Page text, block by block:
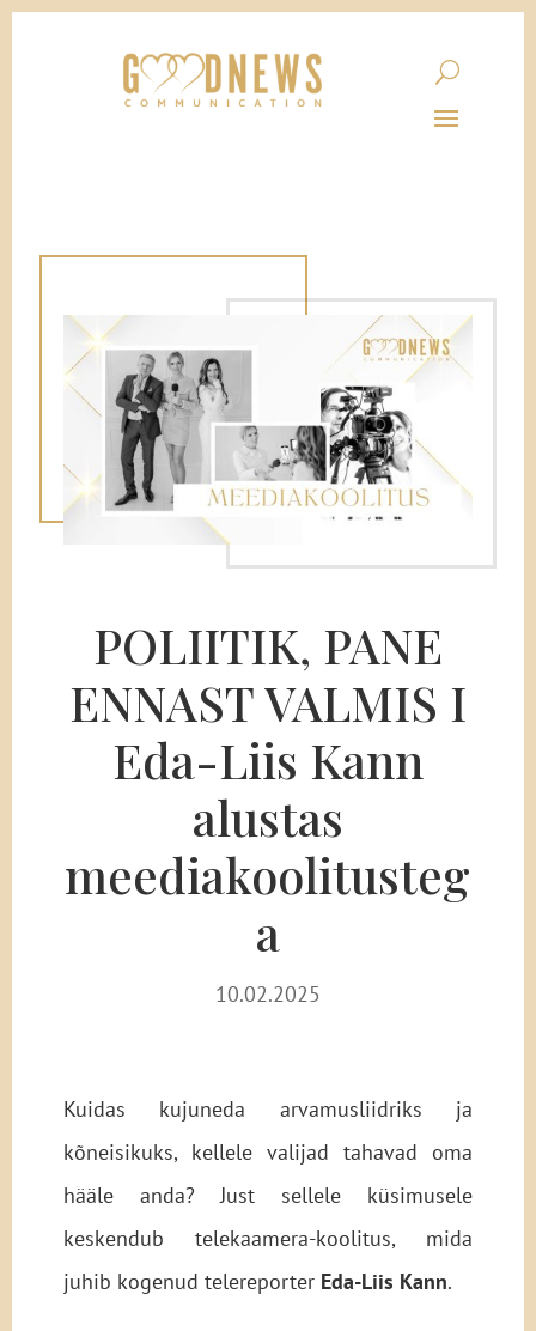
POLIITIK, PANE
ENNAST VALMIS I
Eda-Liis Kann
alustas
meediakoolitusteg
a
10.02.2025
Kuidas kujuneda arvamusliidriks ja
kõneisikuks, kellele valijad tahavad oma
hääle anda? Just sellele küsimusele
keskendub telekaamera-koolitus, mida
juhib kogenud telereporter Eda-Liis Kann.